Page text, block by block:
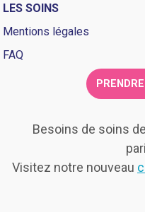
LES SOINS
Mentions légales
FAQ
Besoins de soins
Visitez notre nouveau